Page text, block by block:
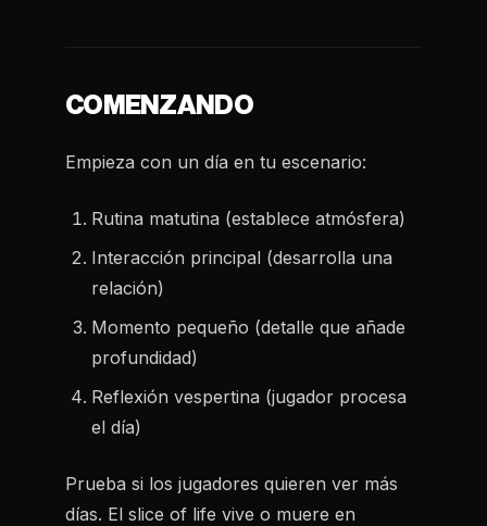
COMENZANDO
Empieza con un día en tu escenario:
Rutina matutina (establece atmósfera)
Interacción principal (desarrolla una
relación)
Momento pequeño (detalle que añade
profundidad)
Reflexión vespertina (jugador procesa
el día)
Prueba si los jugadores quieren ver más
días. El slice of life vive o muere en